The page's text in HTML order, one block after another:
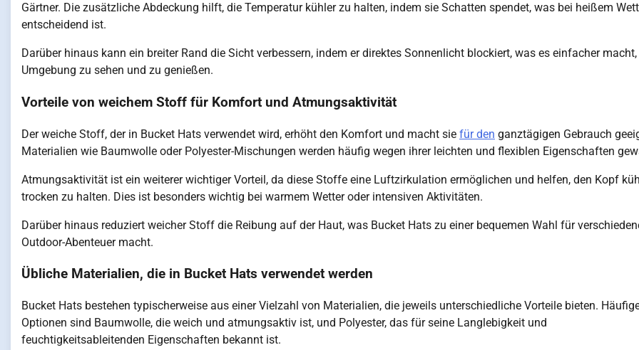
Gärtner. Die zusätzliche Abdeckung hilft, die Temperatur kühler zu halten, indem sie Schatten spendet, was bei heißem
entscheidend ist.
Darüber hinaus kann ein breiter Rand die Sicht verbessern, indem er direktes Sonnenlicht blockiert, was es einfacher
Umgebung zu sehen und zu genießen.
Vorteile von weichem Stoff für Komfort und Atmungsaktivität
Der weiche Stoff, der in Bucket Hats verwendet wird, erhöht den Komfort und macht sie für den ganztägigen Gebrauch
Materialien wie Baumwolle oder Polyester-Mischungen werden häufig wegen ihrer leichten und flexiblen Eigenschaften
Atmungsaktivität ist ein weiterer wichtiger Vorteil, da diese Stoffe eine Luftzirkulation ermöglichen und helfen, den Kopf
trocken zu halten. Dies ist besonders wichtig bei warmem Wetter oder intensiven Aktivitäten.
Darüber hinaus reduziert weicher Stoff die Reibung auf der Haut, was Bucket Hats zu einer bequemen Wahl für
Outdoor-Abenteuer macht.
Übliche Materialien, die in Bucket Hats verwendet werden
Bucket Hats bestehen typischerweise aus einer Vielzahl von Materialien, die jeweils unterschiedliche Vorteile bieten.
Optionen sind Baumwolle, die weich und atmungsaktiv ist, und Polyester, das für seine Langlebigkeit und
feuchtigkeitsableitenden Eigenschaften bekannt ist.